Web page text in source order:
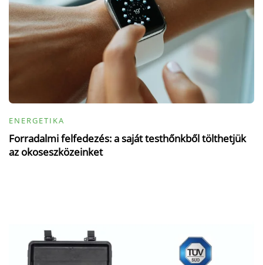
ENERGETIKA
Forradalmi felfedezés: a saját testhőnkből tölthetjük
az okoseszközeinket